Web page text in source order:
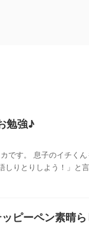
勉強♪
です。 息子のイチくん
しりとりしよう！」と
ピーペン素晴ら